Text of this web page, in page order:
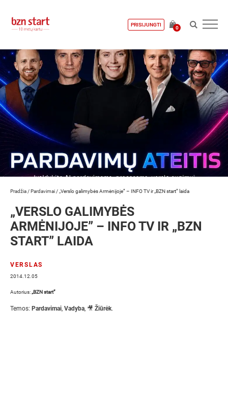
PRISIJUNGTI
0
Pradžia /Pardavimai / „Verslo galimybės Armėnijoje” – INFO TV ir „BZN start” laida
„VERSLO GALIMYBĖS
ARMĖNIJOJE” – INFO TV IR „BZN
START” LAIDA
VERSLAS
2014.12.05
Autorius:„BZN start”
Temos: Pardavimai, Vadyba, 🎥 Žiūrėk.